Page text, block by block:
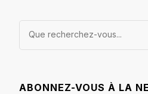
Vous
ABONNEZ-VOUS À LA